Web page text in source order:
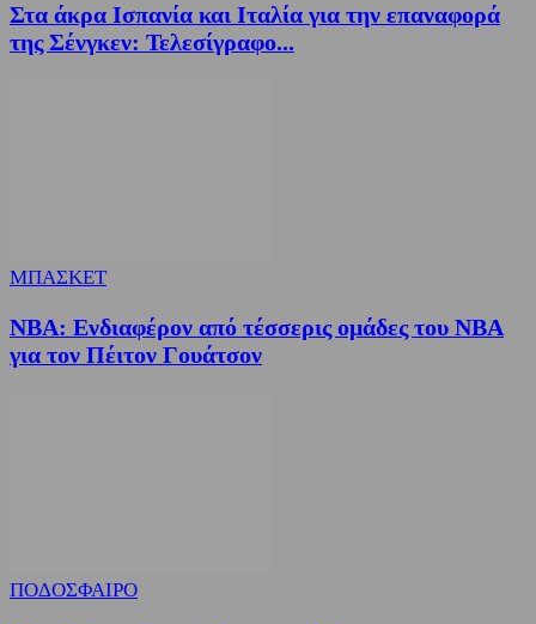
Στα άκρα Ισπανία και Ιταλία για την επαναφορά
της Σένγκεν: Τελεσίγραφο...
ΜΠΑΣΚΕΤ
NBA: Ενδιαφέρον από τέσσερις ομάδες του NBA
για τον Πέιτον Γουάτσον
ΠΟΔΟΣΦΑΙΡΟ